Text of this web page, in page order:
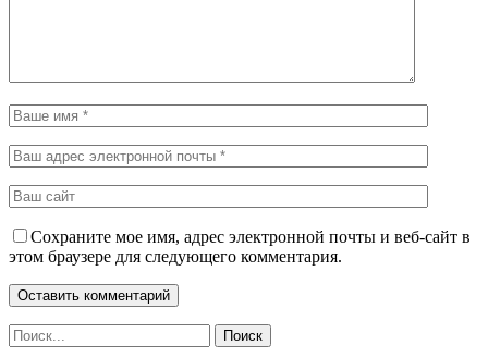
Сохраните мое имя, адрес электронной почты и веб-сайт в
этом браузере для следующего комментария.